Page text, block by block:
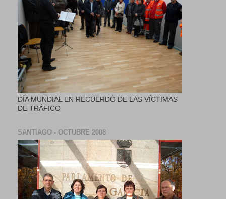
DÍA MUNDIAL EN RECUERDO DE LAS VÍCTIMAS
DE TRÁFICO
SANTIAGO - OCTUBRE 2008